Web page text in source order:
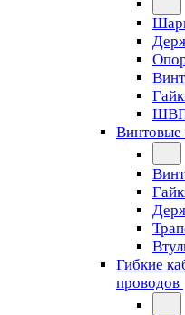
ШВП
Винтовые
Гибкие
проводов